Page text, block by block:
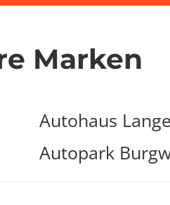
Marken
Autohaus
Autopark